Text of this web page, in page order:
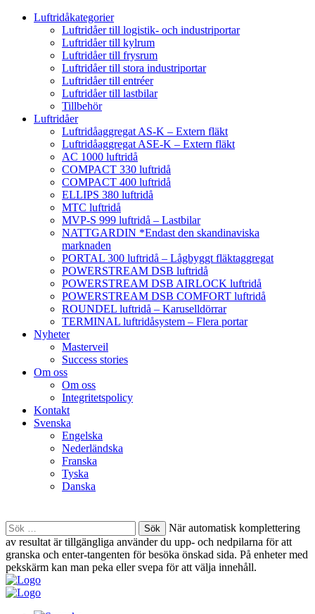
Luftridåkategorier
Luftridåer till logistik- och industriportar
Luftridåer till kylrum
Luftridåer till frysrum
Luftridåer till stora industriportar
Luftridåer till entréer
Luftridåer till lastbilar
Tillbehör
Luftridåer
Luftridåaggregat AS-K – Extern fläkt
Luftridåaggregat ASE-K – Extern fläkt
AC 1000 luftridå
COMPACT 330 luftridå
COMPACT 400 luftridå
ELLIPS 380 luftridå
MTC luftridå
MVP-S 999 luftridå – Lastbilar
NATTGARDIN *Endast den skandinaviska
marknaden
PORTAL 300 luftridå – Lågbyggt fläktaggregat
POWERSTREAM DSB luftridå
POWERSTREAM DSB AIRLOCK luftridå
POWERSTREAM DSB COMFORT luftridå
ROUNDEL luftridå – Karuselldörrar
TERMINAL luftridåsystem – Flera portar
Nyheter
Masterveil
Success stories
Om oss
Om oss
Integritetspolicy
Kontakt
Svenska
Engelska
Nederländska
Franska
Tyska
Danska
Sök
efter:
När automatisk komplettering
av resultat är tillgängliga använder du upp- och nedpilarna för att
granska och enter-tangenten för besöka önskad sida. På enheter med
pekskärm kan man peka eller svepa för att välja innehåll.